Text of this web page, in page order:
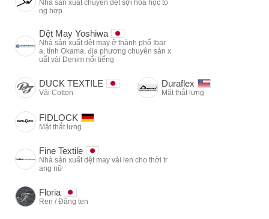
Nhà sản xuất chuyên dệt sợi hóa học tổ
ng hợp
Dệt May Yoshiwa
Nhà sản xuất dệt may ở thành phố Ibar
a, tỉnh Okama, địa phương chuyên sản x
uất vải Denim nổi tiếng
DUCK TEXTILE
Vải Cotton
Duraflex
Mặt thắt lưng
FIDLOCK
Mặt thắt lưng
Fine Textile
Nhà sản xuất dệt may vải len cho thời tr
ang nữ
Floria
Ren / Đăng ten